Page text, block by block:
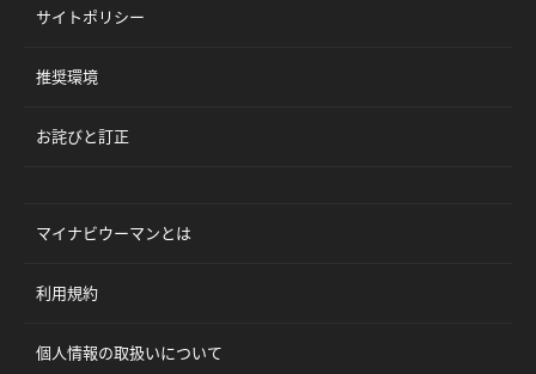
サイトポリシー
推奨環境
お詫びと訂正
マイナビウーマンとは
利用規約
個人情報の取扱いについて